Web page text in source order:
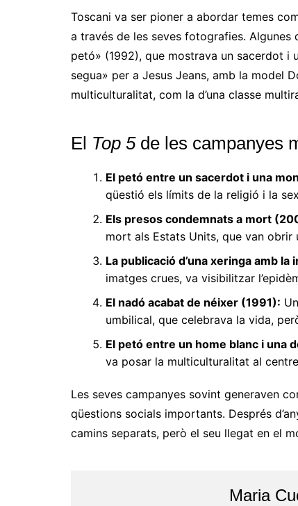
Toscani va ser pioner a abordar temes
a través de les seves fotografies. Algunes
petó» (1992), que mostrava un sacerdot i
segua» per a Jesus Jeans, amb la model
multiculturalitat, com la d’una classe
El Top 5de les campanyes
El petó entre un sacerdot i una
qüestió els límits de la religió i la
Els presos condemnats a mort
mort als Estats Units, que van
La publicació d’una xeringa amb
imatges crues, va visibilitzar
El nadó acabat de néixer (1991):
umbilical, que celebrava la vida,
El petó entre un home blanc i una
va posar la multiculturalitat al
Les seves campanyes sovint generaven
qüestions socials importants. Després
camins separats, però el seu llegat en el
Maria